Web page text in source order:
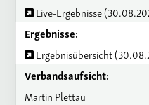
Live-Ergebnisse
Ergebnisse:
Ergebnisübersicht
Verbandsaufsicht:
Martin Plettau